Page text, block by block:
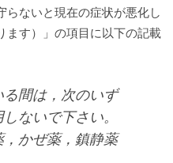
らないと現在の症状が悪化し
ます）」の項目に以下の記載
間は，次のいず
ないで下さい。
かぜ薬，鎮静薬